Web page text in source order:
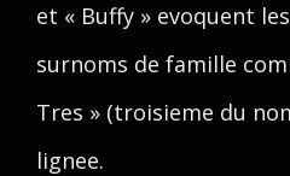
et « Buffy » evoquent
surnoms de famille
Tres » (troisieme du
lignee.